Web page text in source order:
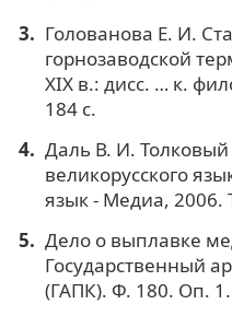
Голованова Е. И.
горнозаводской
XIX в.: дисс. … к.
184 c.
Даль В. И.
великорусского
язык - Медиа, 2006.
Дело о выплавке
Государственный
(ГАПК). Ф. 180. Оп. 1.